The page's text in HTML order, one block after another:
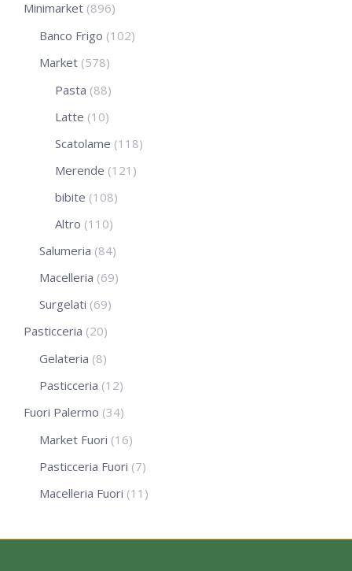
Minimarket (896)
Banco Frigo (102)
Market (578)
Pasta (88)
Latte (10)
Scatolame (118)
Merende (121)
bibite (108)
Altro (110)
Salumeria (84)
Macelleria (69)
Surgelati (69)
Pasticceria (20)
Gelateria (8)
Pasticceria (12)
Fuori Palermo (34)
Market Fuori (16)
Pasticceria Fuori (7)
Macelleria Fuori (11)